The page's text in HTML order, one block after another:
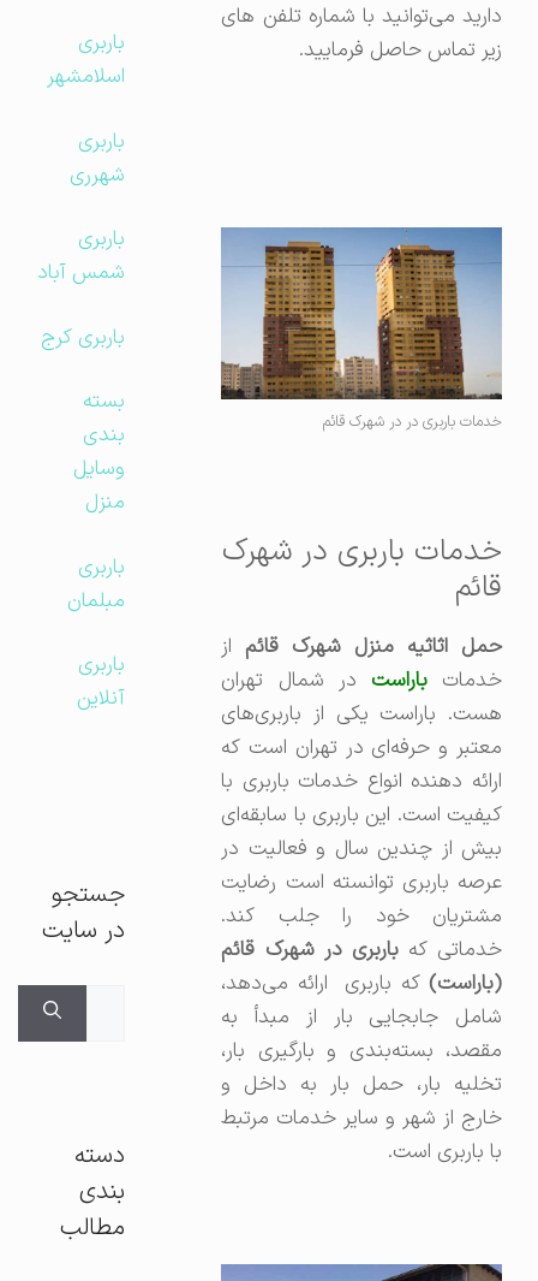
دارید می‌توانید با شماره تلفن های
زیر تماس حاصل فرمایید.
خدمات باربری در در شهرک قائم
خدمات باربری در شهرک
قائم
حمل اثاثیه منزل شهرک قائم از
خدماتباراست در شمال تهران
هست. باراست یکی از باربری‌های
معتبر و حرفه‌ای در تهران است که
ارائه دهنده انواع خدمات باربری با
کیفیت است. این باربری با سابقه‌ای
بیش از چندین سال و فعالیت در
عرصه باربری توانسته است رضایت
مشتریان خود را جلب کند.
خدماتی که باربری در شهرک قائم
(باراست)که باربری ارائه می‌دهد،
شامل جابجایی بار از مبدأ به
مقصد، بسته‌بندی و بارگیری بار،
تخلیه بار، حمل بار به داخل و
خارج از شهر و سایر خدمات مرتبط
با باربری است.
باربری
اسلامشهر
باربری
شهرری
باربری
شمس آباد
باربری کرج
بسته
بندی
وسایل
منزل
باربری
مبلمان
باربری
آنلاین
جستجو
در سایت
دسته
بندی
مطالب